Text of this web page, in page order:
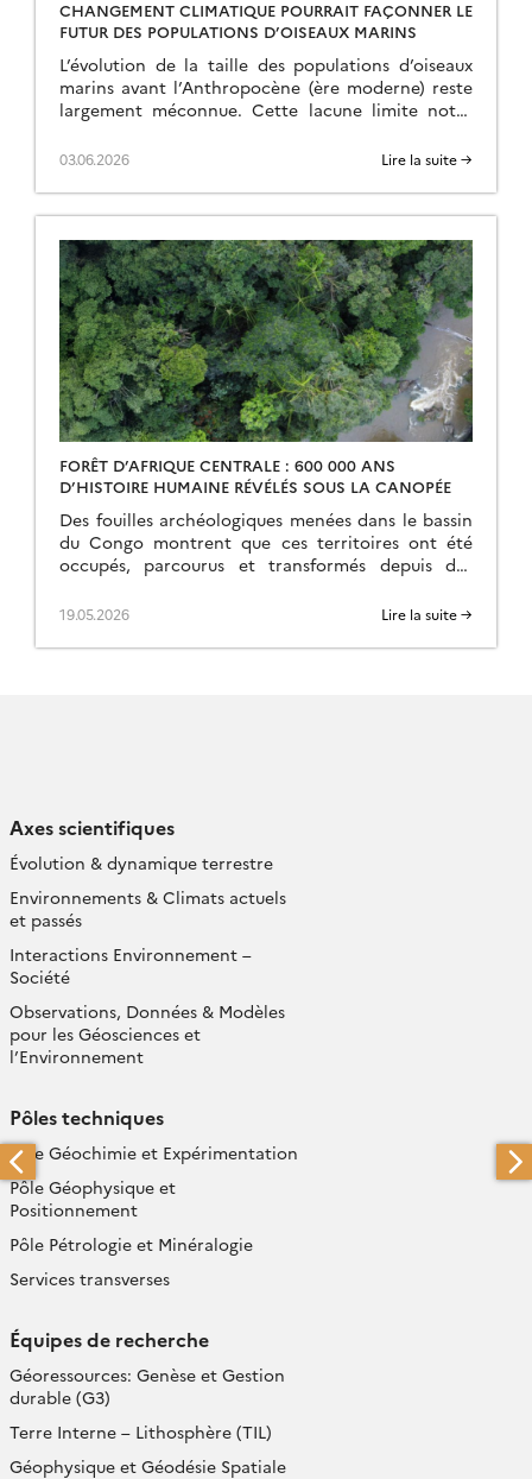
CHANGEMENT CLIMATIQUE POURRAIT FAÇONNER LE
FUTUR DES POPULATIONS D’OISEAUX MARINS
L’évolution de la taille des populations d’oiseaux
marins avant l’Anthropocène (ère moderne) reste
largement méconnue. Cette lacune limite notre
capacité à prédire les conséquences […]
03.06.2026 Lire la suite →
FORÊT D’AFRIQUE CENTRALE : 600 000 ANS
D’HISTOIRE HUMAINE RÉVÉLÉS SOUS LA CANOPÉE
Des fouilles archéologiques menées dans le bassin
du Congo montrent que ces territoires ont été
occupés, parcourus et transformés depuis des
grande […]
19.05.2026 Lire la suite →
Axes scientifiques
Évolution & dynamique terrestre
Environnements & Climats actuels
et passés
Interactions Environnement –
Société
Observations, Données & Modèles
pour les Géosciences et
l’Environnement
Pôles techniques
Pôle Géochimie et Expérimentation
Pôle Géophysique et
Positionnement
Pôle Pétrologie et Minéralogie
Services transverses
Équipes de recherche
Géoressources: Genèse et Gestion
durable (G3)
Terre Interne – Lithosphère (TIL)
Géophysique et Géodésie Spatiale